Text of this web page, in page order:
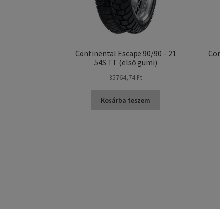
Continental Escape 90/90 – 21
54S TT (első gumi)
35764,74 Ft
Kosárba teszem